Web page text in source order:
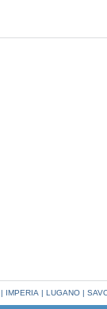
| IMPERIA | LUGANO |